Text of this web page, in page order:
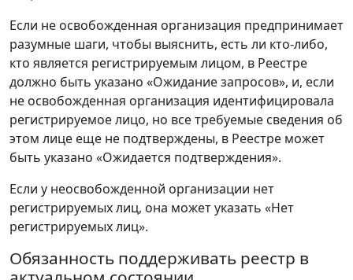
Если не освобожденная организация предпринимает
разумные шаги, чтобы выяснить, есть ли кто-либо,
кто является регистрируемым лицом, в Реестре
должно быть указано «Ожидание запросов», и, если
не освобожденная организация идентифицировала
регистрируемое лицо, но все требуемые сведения об
этом лице еще не подтверждены, в Реестре может
быть указано «Ожидается подтверждения».
Если у неосвобожденной организации нет
регистрируемых лиц, она может указать «Нет
регистрируемых лиц».
Обязанность поддерживать реестр в